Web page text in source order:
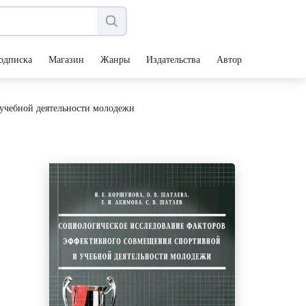
Магазин Жанры Издательства Авторы
деятельности молодежи